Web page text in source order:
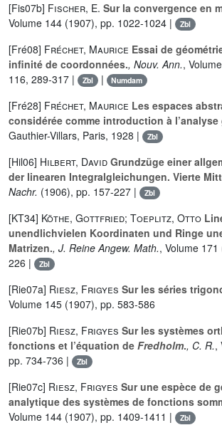
[Fis07b] Fischer, E. Sur la convergence en
Volume 144 (1907), pp. 1022-1024 | Zbl
[Fré08] Fréchet, Maurice Essai de
infinité de coordonnées., Nouv. Ann.,
116, 289-317 |
Zbl | Numdam
[Fré28] Fréchet, Maurice Les espaces
considérée comme introduction à l’analyse
Gauthier-Villars, Paris, 1928 |
Zbl
[Hil06] Hilbert, David Grundzüge einer
der linearen Integralgleichungen. Vierte
Nachr. (1906), pp. 157-227 | Zbl
[KT34] Köthe, Gottfried; Toeplitz, Otto
unendlichvielen Koordinaten und Ringe
Matrizen., J. Reine Angew. Math., Volume 171
226 |
Zbl
[Rie07a] Riesz, Frigyes Sur les séries
Volume 145 (1907), pp. 583-586
[Rie07b] Riesz, Frigyes Sur les systèmes
fonctions et l’équation de Fredholm., C. R.,
pp. 734-736 |
Zbl
[Rie07c] Riesz, Frigyes Sur une espèce de
analytique des systèmes de fonctions
Volume 144 (1907), pp. 1409-1411 | Zbl